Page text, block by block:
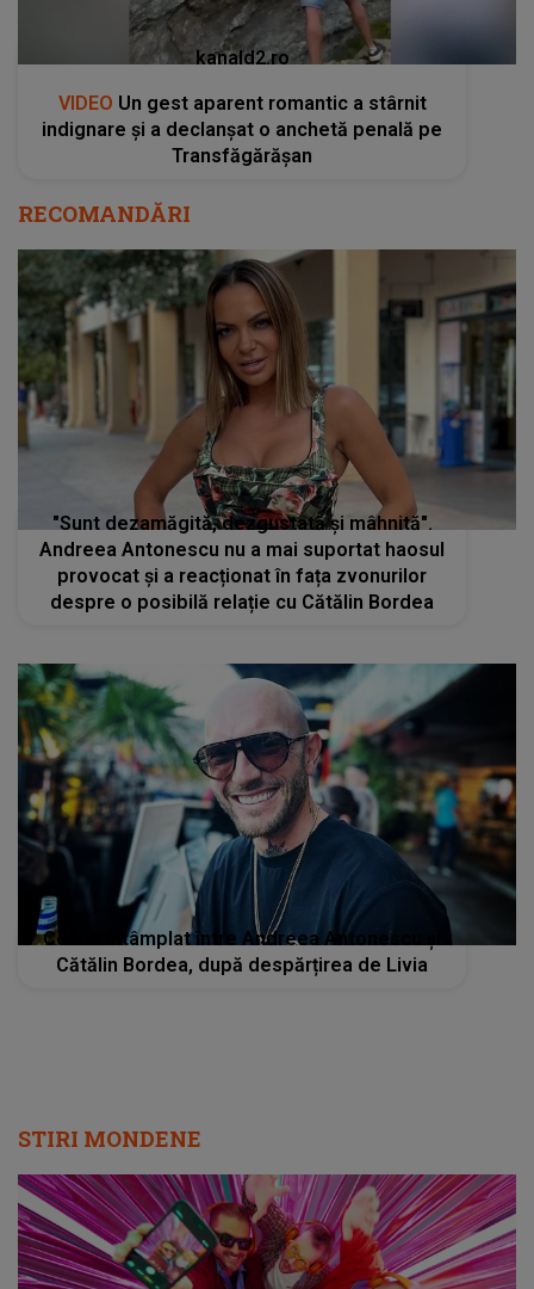
kanald2.ro
VIDEO Un gest aparent romantic a stârnit
indignare și a declanșat o anchetă penală pe
Transfăgărășan
RECOMANDĂRI
"Sunt dezamăgită, dezgustată și mâhnită".
Andreea Antonescu nu a mai suportat haosul
provocat și a reacționat în fața zvonurilor
despre o posibilă relație cu Cătălin Bordea
Ce s-a întâmplat între Andreea Antonescu și
Cătălin Bordea, după despărțirea de Livia
STIRI MONDENE